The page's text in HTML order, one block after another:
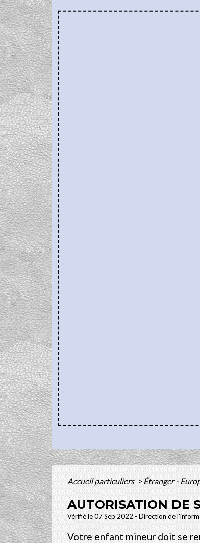
Accueil particuliers> Étranger -
AUTORISATION DE
Vérifié le 07 Sep 2022 - Direction de
Votre enfant mineur doit se